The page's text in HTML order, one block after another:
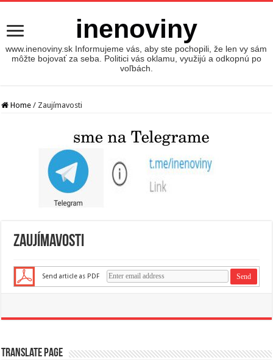
inenoviny
www.inenoviny.sk Informujeme vás, aby ste pochopili, že len vy sám
môžte bojovať za seba. Politici vás oklamu, využijú a odkopnú po
voľbách.
Home / Zaujímavosti
Zaujímavosti
Send article as PDF
Translate page